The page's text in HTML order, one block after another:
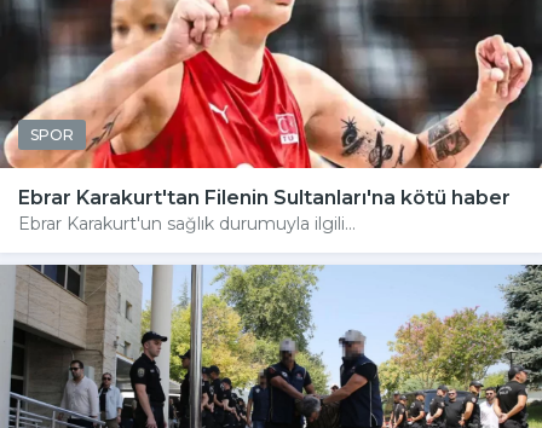
SPOR
Ebrar Karakurt'tan Filenin Sultanları'na kötü haber
Ebrar Karakurt'un sağlık durumuyla ilgili...